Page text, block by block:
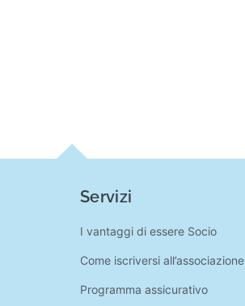
Servizi
I vantaggi di essere Socio
Come iscriversi all’associazione
Programma assicurativo